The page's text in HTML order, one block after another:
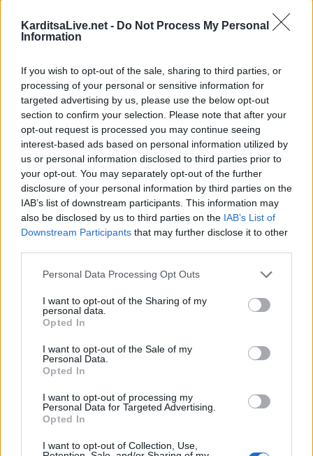
KarditsaLive.net - Do Not Process My Personal
Information
If you wish to opt-out of the sale, sharing to third parties, or
processing of your personal or sensitive information for
targeted advertising by us, please use the below opt-out
section to confirm your selection. Please note that after your
opt-out request is processed you may continue seeing
interest-based ads based on personal information utilized by
us or personal information disclosed to third parties prior to
your opt-out. You may separately opt-out of the further
disclosure of your personal information by third parties on the
IAB’s list of downstream participants. This information may
also be disclosed by us to third parties on the IAB’s List of
Downstream Participants that may further disclose it to other
Personal Data Processing Opt Outs
I want to opt-out of the Sharing of my
personal data.
Opted In
I want to opt-out of the Sale of my
Personal Data.
Opted In
I want to opt-out of processing my
Personal Data for Targeted Advertising.
Opted In
I want to opt-out of Collection, Use,